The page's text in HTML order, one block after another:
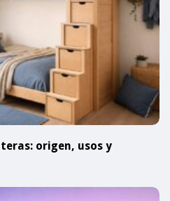
origen, usos y